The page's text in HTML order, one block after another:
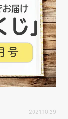
2021.10.29